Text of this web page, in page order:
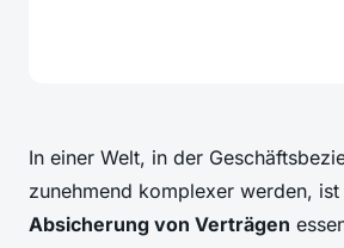
In einer Welt, in der
zunehmend komplexer werden,
Absicherung von Verträgen